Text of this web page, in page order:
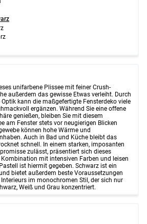
unifarbene Plissee mit feiner Crush-
außerdem das gewisse Etwas verleiht. Durch
kann die maßgefertigte Fensterdeko viele
ergänzen. Während Sie eine offene
genießen, bleiben Sie mit diesem
am Fenster stets vor neugierigen Blicken
können hohe Wärme und
Auch in Bad und Küche bleibt das
schnell. In einem starken, imposanten
zulässt, präsentiert sich dieses
Kombination mit intensiven Farben und leisen
ist hiermit gegeben. Schwarz ist ein
bietet außerdem beste Voraussetzungen
im monochromen Stil, der sich nur
Weiß und Grau konzentriert.